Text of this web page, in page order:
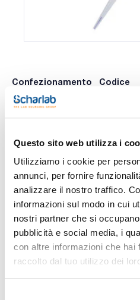
Questo sito web utilizza i
Utilizziamo i cookie per
annunci, per fornire
analizzare il nostro traffico.
informazioni sul modo in cui
nostri partner che si
pubblicità e social media, i
con altre informazioni che hai
raccolto dal tuo utilizzo dei
Confezionamento Codice
x 50 u.
Stampa pagina prodotto
Caratteristiche
Volume range (µL) : 1-12.5
System error (µL) : ± 0.100 ±
Random error (µL) : <= 0,080 <=
Pre-sterile (single pack) : No
Pack (u.) : 50
spostamento positivo, a lettura
combinazione con le siringhe
Vedi di più